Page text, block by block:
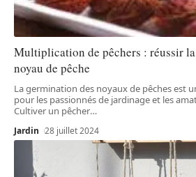
Multiplication de pêchers : réussir
noyau de pêche
La germination des noyaux de pêches est
pour les passionnés de jardinage et les
Cultiver un pêcher…
Jardin 28 juillet 2024